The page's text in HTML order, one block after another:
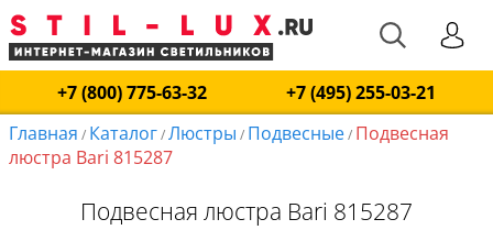
+7 (800) 775-63-32
+7 (495) 255-03-21
Главная / Каталог/Люстры / Подвесные/ Подвесная
люстра Bari 815287
Подвесная люстра Bari 815287